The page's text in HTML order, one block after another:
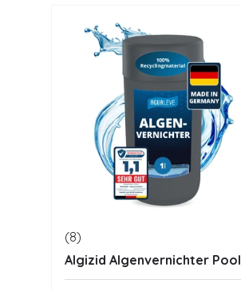
(8)
Algizid Algenvernichter Pool